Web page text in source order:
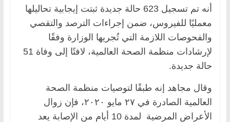
أنه تم تسجيل 623 حالة جديدة ثبتت إيجابية تحاليلها
معمليًا للفيروس، ضمن إجراءات الترصد والتقصي
والفحوصات اللازمة التي تُجريها الوزارة وفقًا
لإرشادات منظمة الصحة العالمية، لافتًا إلى وفاة 51
حالة جديدة.
وقال مجاهد إنه طبقًا لتوصيات منظمة الصحة
العالمية الصادرة في ٢٧ مايو ٢٠٢٠، فإن زوال
الأعراض المرضية لمدة 10 أيام من الإصابة يعد